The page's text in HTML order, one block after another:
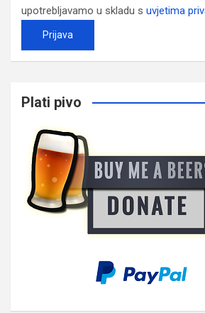
upotrebljavamo u skladu s uvjetima
Plati pivo